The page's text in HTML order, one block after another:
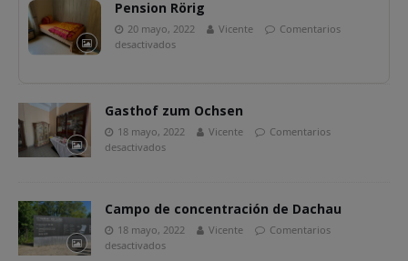
Pension Rörig
20 mayo, 2022 Vicente
Comentarios
desactivados
Gasthof zum Ochsen
18 mayo, 2022 Vicente
Comentarios
desactivados
Campo de concentración de Dachau
18 mayo, 2022 Vicente
Comentarios
desactivados